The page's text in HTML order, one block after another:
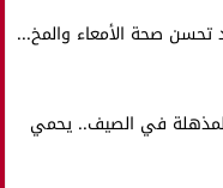
المذهلة في الصيف.. يحمي